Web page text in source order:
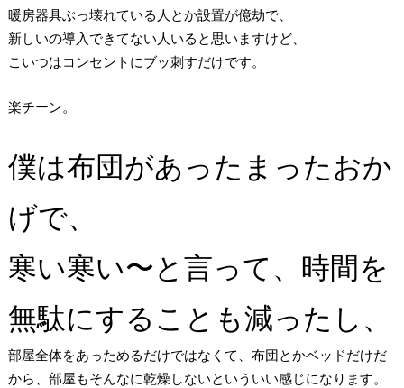
暖房器具ぶっ壊れている人とか設置が億劫で、
新しいの導入できてない人いると思いますけど、
こいつはコンセントにブッ刺すだけです。
楽チーン。
僕は布団があったまったおか
げで、
寒い寒い〜と言って、時間を
無駄にすることも減ったし、
部屋全体をあっためるだけではなくて、布団とかベッドだけだ
から、部屋もそんなに乾燥しないといういい感じになります。